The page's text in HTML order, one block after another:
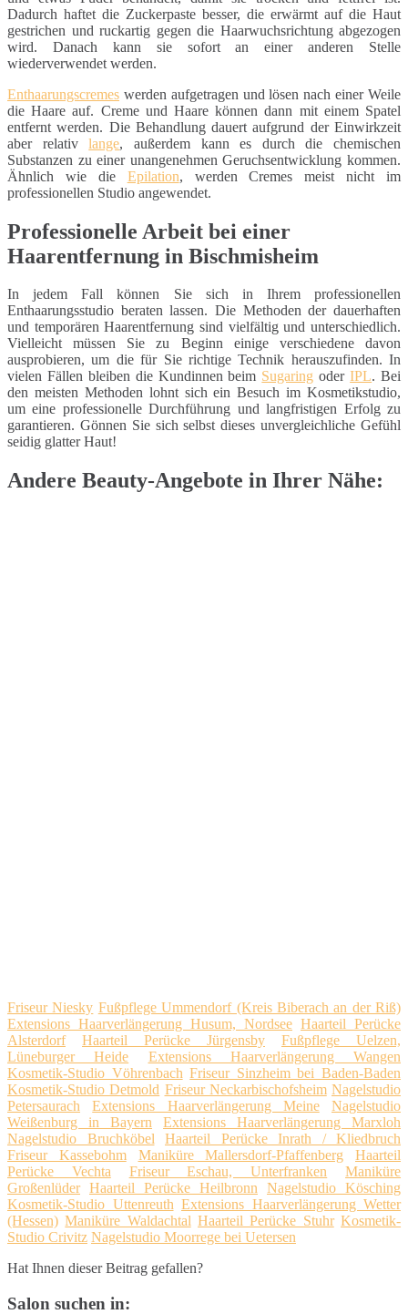
Dadurch haftet die Zuckerpaste besser, die erwärmt auf die Haut
gestrichen und ruckartig gegen die Haarwuchsrichtung abgezogen
wird. Danach kann sie sofort an einer anderen Stelle
wiederverwendet werden.
Enthaarungscremes werden aufgetragen und lösen nach einer Weile
die Haare auf. Creme und Haare können dann mit einem Spatel
entfernt werden. Die Behandlung dauert aufgrund der Einwirkzeit
aber relativlange, außerdem kann es durch die chemischen
Substanzen zu einer unangenehmen Geruchsentwicklung kommen.
Ähnlich wie die Epilation, werden Cremes meist nicht im
professionellen Studio angewendet.
Professionelle Arbeit bei einer
Haarentfernung in Bischmisheim
In jedem Fall können Sie sich in Ihrem professionellen
Enthaarungsstudio beraten lassen. Die Methoden der dauerhaften
und temporären Haarentfernung sind vielfältig und unterschiedlich.
Vielleicht müssen Sie zu Beginn einige verschiedene davon
ausprobieren, um die für Sie richtige Technik herauszufinden. In
vielen Fällen bleiben die Kundinnen beim Sugaring oderIPL. Bei
den meisten Methoden lohnt sich ein Besuch im Kosmetikstudio,
um eine professionelle Durchführung und langfristigen Erfolg zu
garantieren. Gönnen Sie sich selbst dieses unvergleichliche Gefühl
seidig glatter Haut!
Andere Beauty-Angebote in Ihrer Nähe:
Friseur Niesky Fußpflege Ummendorf (Kreis Biberach an der Riß)
Extensions Haarverlängerung Husum, Nordsee Haarteil Perücke
Alsterdorf
Haarteil Perücke Jürgensby
Fußpflege Uelzen,
Lüneburger Heide
Extensions Haarverlängerung Wangen
Kosmetik-Studio Vöhrenbach Friseur Sinzheim bei Baden-Baden
Kosmetik-Studio Detmold Friseur Neckarbischofsheim Nagelstudio
Petersaurach
Extensions Haarverlängerung Meine
Nagelstudio
Weißenburg in Bayern
Extensions Haarverlängerung Marxloh
Nagelstudio Bruchköbel
Haarteil Perücke Inrath / Kliedbruch
Friseur Kassebohm
Maniküre Mallersdorf-Pfaffenberg
Haarteil
Perücke Vechta
Friseur Eschau, Unterfranken
Maniküre
Großenlüder Haarteil Perücke Heilbronn
Nagelstudio Kösching
Kosmetik-Studio Uttenreuth Extensions Haarverlängerung Wetter
(Hessen) Maniküre Waldachtal Haarteil Perücke Stuhr Kosmetik-
Studio Crivitz Nagelstudio Moorrege bei Uetersen
Hat Ihnen dieser Beitrag gefallen?
Salon suchen in: